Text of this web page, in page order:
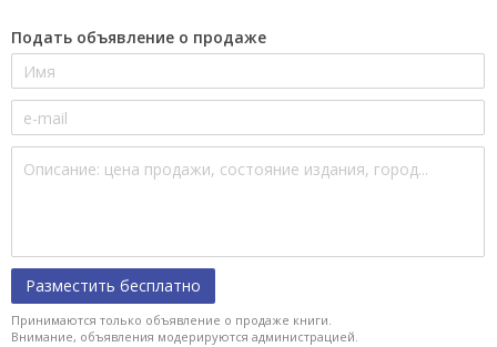
Подать объявление о продаже
Разместить бесплатно
Принимаются только объявление о продаже книги.
Внимание, объявления модерируются администрацией.